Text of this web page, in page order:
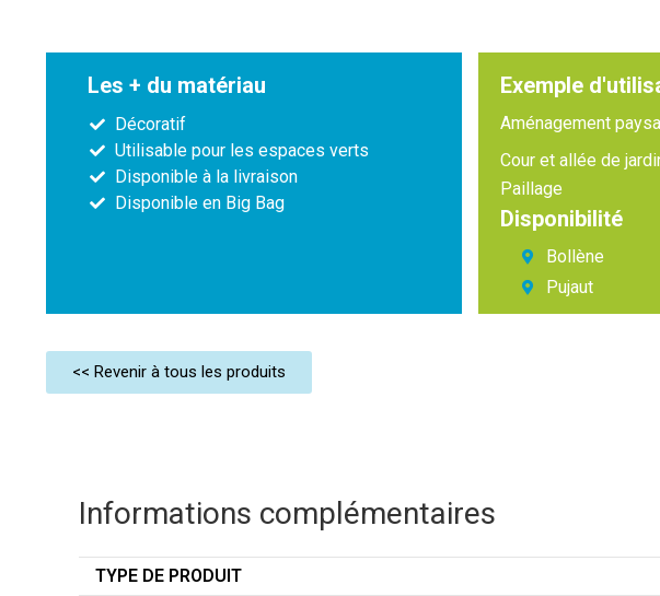
Les + du matériau
Décoratif
Utilisable pour les espaces verts
Disponible à la livraison
Disponible en Big Bag
Exemple
Aménagement
Cour et allée de
Paillage
Disponibilité
Bollène
Pujaut
<< Revenir à tous les produits
Informations complémentaires
TYPE DE PRODUIT